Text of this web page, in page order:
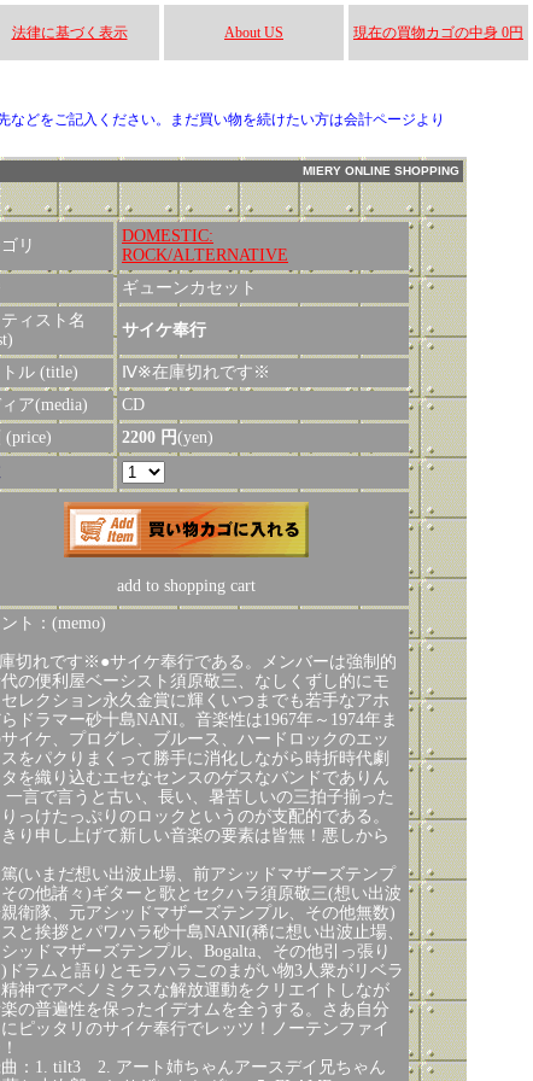
法律に基づく表示 About US 現在の買物カゴの中身 0円
どをご記入ください。まだ買い物を続けたい方は会計ページより
MIERY ONLINE SHOPPING
リ
DOMESTIC:
ROCK/ALTERNATIVE
ギューンカセット
ィスト名
サイケ奉行
ル (title)
Ⅳ※在庫切れです※
ア(media)
CD
(price)
2200 円(yen)
add to shopping cart
ト：(memo)
切れです※●サイケ奉行である。メンバーは強制的
の便利屋ベーシスト須原敬三、なしくずし的にモ
セレクション永久金賞に輝くいつまでも若手なアホ
ドラマー砂十島NANI。音楽性は1967年～1974年ま
イケ、プログレ、ブルース、ハードロックのエッ
をパクりまくって勝手に消化しながら時折時代劇
を織り込むエセなセンスのゲスなバンドでありん
一言で言うと古い、長い、暑苦しいの三拍子揃った
っけたっぷりのロックというのが支配的である。
り申し上げて新しい音楽の要素は皆無！悪しから
(いまだ想い出波止場、前アシッドマザーズテンプ
の他諸々)ギターと歌とセクハラ須原敬三(想い出波
親衛隊、元アシッドマザーズテンプル、その他無数)
と挨拶とパワハラ砂十島NANI(稀に想い出波止場、
ッドマザーズテンプル、Bogalta、その他引っ張り
ドラムと語りとモラハラこのまがい物3人衆がリベラ
神でアベノミクスな解放運動をクリエイトしなが
楽の普遍性を保ったイデオムを全うする。さあ自分
ピッタリのサイケ奉行でレッツ！ノーテンファイ
曲：1. tilt3 2. アート姉ちゃんアースデイ兄ちゃん